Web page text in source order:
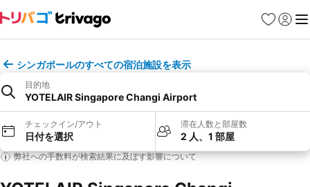
お気に入り
ログイ
メ
シンガポールのすべての宿泊施設を表示
目的地
YOTELAIR Singapore Changi Airport
チェックイン/アウト
日付を選択
滞在人数と部屋数
2 人、1 部屋
弊社への手数料が検索結果に及ぼす影響について